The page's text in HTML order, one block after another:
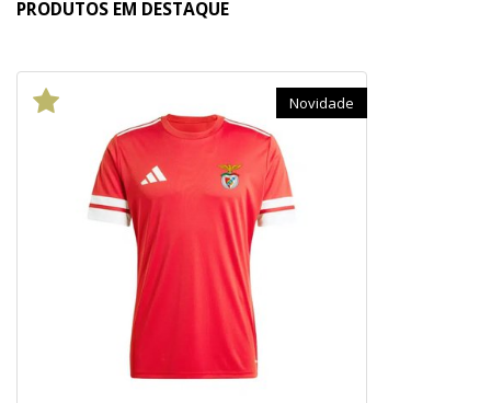
PRODUTOS EM DESTAQUE
Novidade